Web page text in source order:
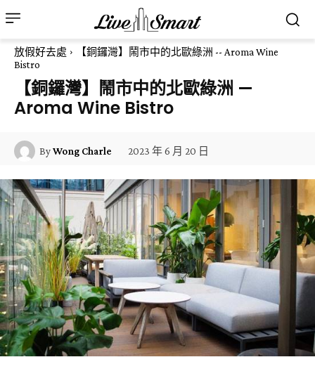
放假好去處
【銅鑼灣】鬧市中的北歐綠洲 -- Aroma Wine
Bistro
【銅鑼灣】鬧市中的北歐綠洲 —
Aroma Wine Bistro
ByWong Charle 2023 年 6 月 20 日